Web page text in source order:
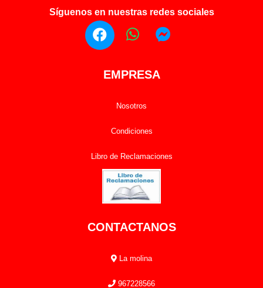
Síguenos en nuestras redes sociales
EMPRESA
Nosotros
Condiciones
Libro de Reclamaciones
CONTACTANOS
La molina
967228566